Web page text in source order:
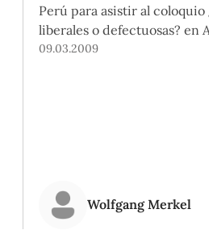
Perú para asistir al coloquio
liberales o defectuosas? en
dentro del contexto
09.03.2009
Wolfgang Merkel